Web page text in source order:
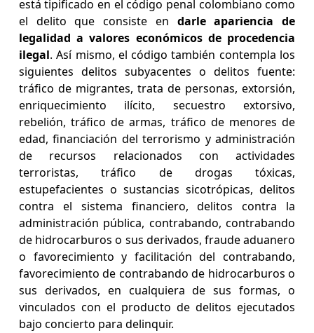
está tipificado en el código penal colombiano como
el delito que consiste en darle apariencia de
legalidad a valores económicos de procedencia
ilegal. Así mismo, el código también contempla los
siguientes delitos subyacentes o delitos fuente:
tráfico de migrantes, trata de personas, extorsión,
enriquecimiento ilícito, secuestro extorsivo,
rebelión, tráfico de armas, tráfico de menores de
edad, financiación del terrorismo y administración
de recursos relacionados con actividades
terroristas, tráfico de drogas tóxicas,
estupefacientes o sustancias sicotrópicas, delitos
contra el sistema financiero, delitos contra la
administración pública, contrabando, contrabando
de hidrocarburos o sus derivados, fraude aduanero
o favorecimiento y facilitación del contrabando,
favorecimiento de contrabando de hidrocarburos o
sus derivados, en cualquiera de sus formas, o
vinculados con el producto de delitos ejecutados
bajo concierto para delinquir.